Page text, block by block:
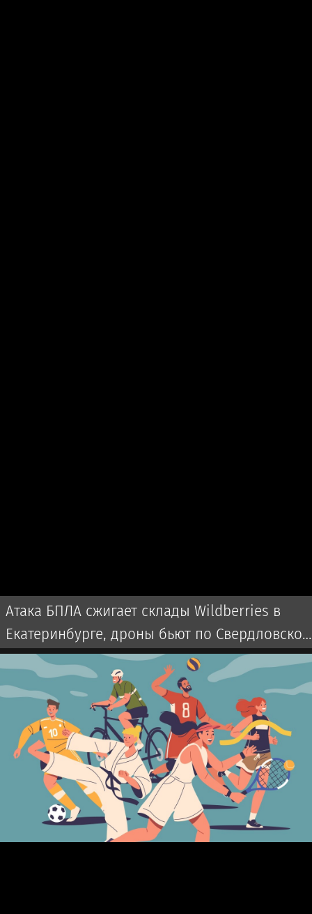
Атака БПЛА сжигает склады Wildberries в
Екатеринбурге, дроны бьют по Свердловской
области и Екатеринбургу 7 августа 2026